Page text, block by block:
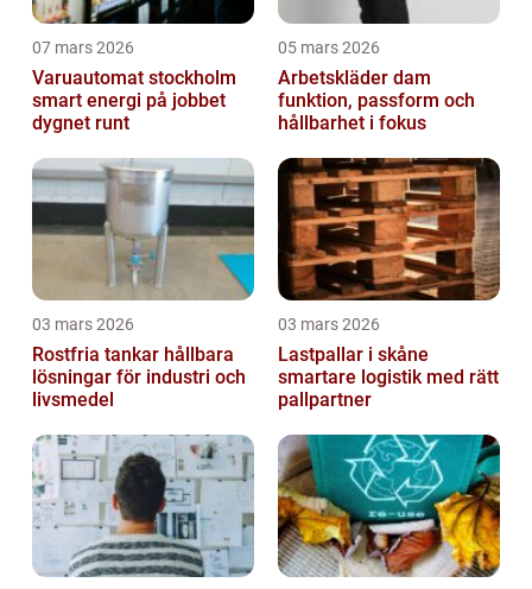
07 mars 2026
Varuautomat stockholm
smart energi på jobbet
dygnet runt
05 mars 2026
Arbetskläder dam
funktion, passform och
hållbarhet i fokus
03 mars 2026
Rostfria tankar hållbara
lösningar för industri och
livsmedel
03 mars 2026
Lastpallar i skåne
smartare logistik med rätt
pallpartner